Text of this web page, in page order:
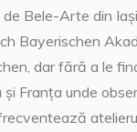
Bele-Arte din
Bayerischen
dar fără a le
și Franța unde